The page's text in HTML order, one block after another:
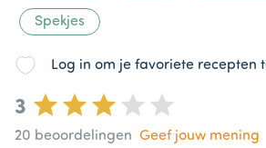
Spekjes
Log in om je favoriete recepten
3
20 beoordelingen Geef jouw mening